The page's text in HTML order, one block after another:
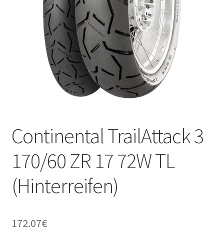
Continental TrailAttack 3
170/60 ZR 17 72W TL
(Hinterreifen)
172.07€